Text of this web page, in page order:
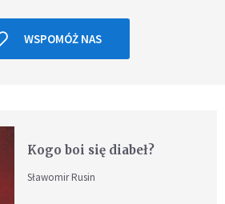
WSPOMÓŻ NAS
Kogo boi się diabeł?
Sławomir Rusin